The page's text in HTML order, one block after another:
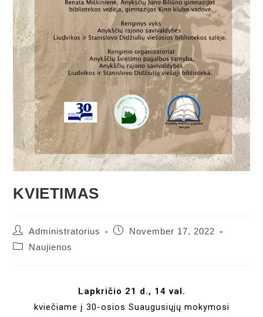
KVIETIMAS
Administratorius
November 17, 2022
Naujienos
Lapkričio 21 d., 14 val.
kviečiame į 30-osios Suaugusiųjų mokymosi